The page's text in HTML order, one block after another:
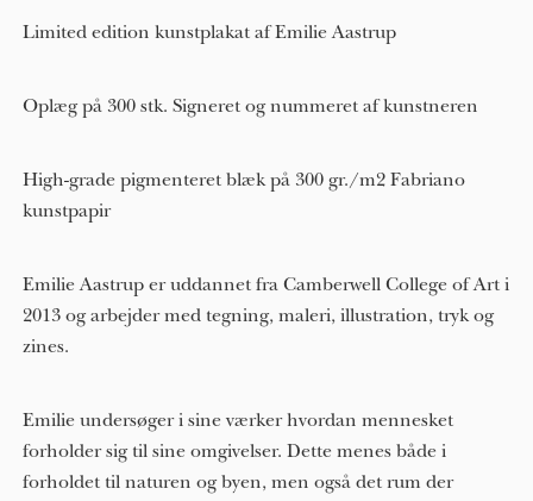
Limited edition kunstplakat af Emilie Aastrup
Oplæg på 300 stk. Signeret og nummeret af kunstneren
High-grade pigmenteret blæk på 300 gr./m2 Fabriano
kunstpapir
Emilie Aastrup er uddannet fra Camberwell College of Art i
2013 og arbejder med tegning, maleri, illustration, tryk og
zines.
Emilie undersøger i sine værker hvordan mennesket
forholder sig til sine omgivelser. Dette menes både i
forholdet til naturen og byen, men også det rum der